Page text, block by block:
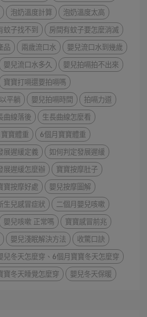
泡奶溫度計算
泡奶溫度太高
蚊子找不到
房間有蚊子要怎麼消滅
品 兩歲流口水
嬰兒流口水到幾歲
嬰兒流口水多久
嬰兒拍嗝拍不出來
寶寶打嗝還要拍嗝嗎
平躺
嬰兒拍嗝時間
拍嗝力道
曲線落後
生長曲線怎麼看
寶體重
6個月寶寶體重
展遲緩定義
如何判定發展遲緩
展遲緩怎麼辦
寶寶按摩肚子
寶按摩好處
嬰兒按摩圖解
生兒感冒症狀
二個月嬰兒咳嗽
嬰兒咳嗽 正常嗎
寶寶感冒前兆
嬰兒淺眠解決方法
收驚口訣
兒冬天怎麼穿、6個月寶寶冬天怎麼穿
寶冬天睡覺怎麼穿 嬰兒冬天保暖